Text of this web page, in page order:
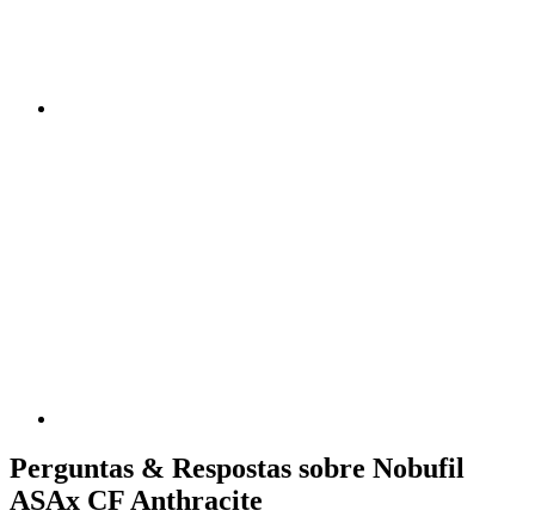
Perguntas & Respostas sobre Nobufil
ASAx CF Anthracite